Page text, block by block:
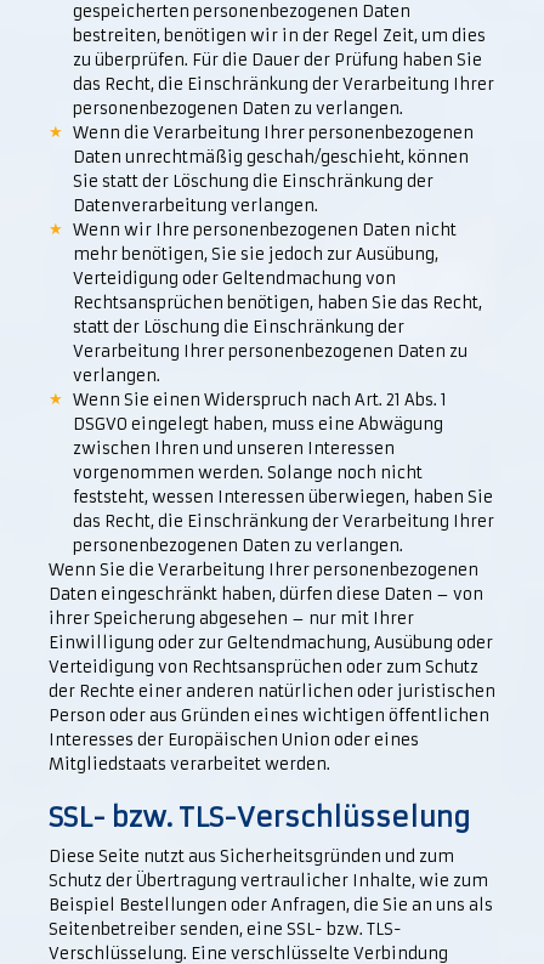
gespeicherten personenbezogenen Daten
bestreiten, benötigen wir in der Regel Zeit, um dies
zu überprüfen. Für die Dauer der Prüfung haben Sie
das Recht, die Einschränkung der Verarbeitung Ihrer
personenbezogenen Daten zu verlangen.
Wenn die Verarbeitung Ihrer personenbezogenen
Daten unrechtmäßig geschah/geschieht, können
Sie statt der Löschung die Einschränkung der
Datenverarbeitung verlangen.
Wenn wir Ihre personenbezogenen Daten nicht
mehr benötigen, Sie sie jedoch zur Ausübung,
Verteidigung oder Geltendmachung von
Rechtsansprüchen benötigen, haben Sie das Recht,
statt der Löschung die Einschränkung der
Verarbeitung Ihrer personenbezogenen Daten zu
verlangen.
Wenn Sie einen Widerspruch nach Art. 21 Abs. 1
DSGVO eingelegt haben, muss eine Abwägung
zwischen Ihren und unseren Interessen
vorgenommen werden. Solange noch nicht
feststeht, wessen Interessen überwiegen, haben Sie
das Recht, die Einschränkung der Verarbeitung Ihrer
personenbezogenen Daten zu verlangen.
Wenn Sie die Verarbeitung Ihrer personenbezogenen
Daten eingeschränkt haben, dürfen diese Daten – von
ihrer Speicherung abgesehen – nur mit Ihrer
Einwilligung oder zur Geltendmachung, Ausübung oder
Verteidigung von Rechtsansprüchen oder zum Schutz
der Rechte einer anderen natürlichen oder juristischen
Person oder aus Gründen eines wichtigen öffentlichen
Interesses der Europäischen Union oder eines
Mitgliedstaats verarbeitet werden.
SSL- bzw. TLS-Verschlüsselung
Diese Seite nutzt aus Sicherheitsgründen und zum
Schutz der Übertragung vertraulicher Inhalte, wie zum
Beispiel Bestellungen oder Anfragen, die Sie an uns als
Seitenbetreiber senden, eine SSL- bzw. TLS-
Verschlüsselung. Eine verschlüsselte Verbindung